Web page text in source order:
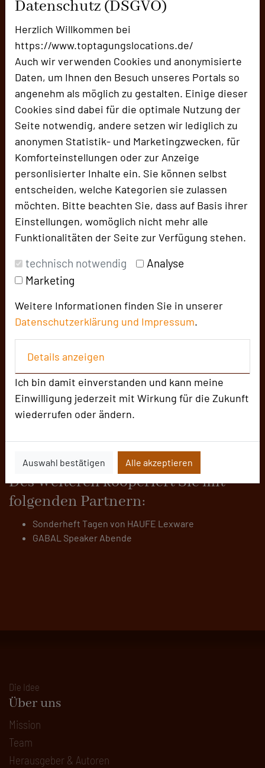
Datenschutz (DSGVO)
Herzlich Willkommen bei
https://www.toptagungslocations.de/
Auch wir verwenden Cookies und anonymisierte
Daten, um Ihnen den Besuch unseres Portals so
angenehm als möglich zu gestalten. Einige dieser
Cookies sind dabei für die optimale Nutzung der
Seite notwendig, andere setzen wir lediglich zu
anonymen Statistik- und Marketingzwecken, für
Komforteinstellungen oder zur Anzeige
personlisierter Inhalte ein. Sie können selbst
entscheiden, welche Kategorien sie zulassen
möchten. Bitte beachten Sie, dass auf Basis ihrer
Einstellungen, womöglich nicht mehr alle
Funktionalitäten der Seite zur Verfügung stehen.
technisch notwendig
Analyse
Marketing
Weitere Informationen finden Sie in unserer
Datenschutzerklärung und Impressum.
Details anzeigen
Ich bin damit einverstanden und kann meine
Einwilligung jederzeit mit Wirkung für die Zukunft
wiederrufen oder ändern.
Auswahl bestätigen Alle akzeptieren
Tagungshotels wie auch Tagungs- und
Eventlocations mit zahlreichen Vertriebs- und
Marketingdienstleistungen ein kompetenter
Partner zu sein. repecon sucht im Auftrag seiner
inzwischen rund 400 Hotel- und Locationkunden aus
dem 3- bis 5-Sterne Bereich so umfangreich den
direkten Kontakt mit MICE Planern und
Tagungsentscheidern auf rund 25 Fachmessen und
eigene Veranstaltungsformate wie keine zweite
Kooperation im Tagungsmarkt.
Betreuung eigene Labels:
TOP 250 Germany - Die besten Tagungshotels in
Deutschland (seit 2002)
Besondere Tagungs- und Eventlocations (seit 2004)
Top Wellnessoasen (seit 2006)
Tagungshotellerie (seit 2015)
Des Weiteren kooperiert Sie mit
folgenden Partnern:
Sonderheft Tagen von HAUFE Lexware
GABAL Speaker Abende
Die Idee
Über uns
Mission
Team
Herausgeber & Autoren